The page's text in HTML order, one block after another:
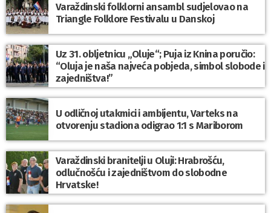
Varaždinski folklorni ansambl sudjelovao na
Triangle Folklore Festivalu u Danskoj
Uz 31. obljetnicu „Oluje“; Puja iz Knina poručio:
“Oluja je naša najveća pobjeda, simbol slobode i
zajedništva!”
U odličnoj utakmici i ambijentu, Varteks na
otvorenju stadiona odigrao 1:1 s Mariborom
Varaždinski branitelji u Oluji: Hrabrošću,
odlučnošću i zajedništvom do slobodne
Hrvatske!